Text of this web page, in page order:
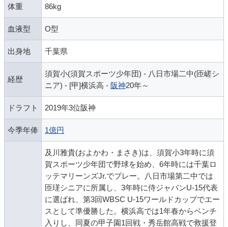
体重 86kg
血液型 O型
出身地 千葉県
経歴
須賀小(須賀スポーツ少年団) - 八日市場二中(匝嵯シ
ニア) - [甲]横浜高 - 阪神20年～
ドラフト 2019年3位阪神
今季年俸 1億円
及川雅貴(およかわ・まさき)は、須賀小3年時に須
賀スポーツ少年団で野球を始め、6年時には千葉ロ
ッテマリーンズJr.でプレー。八日市場第二中では
匝瑳シニアに所属し、3年時に侍ジャパンU-15代表
に選ばれ、第3回WBSC U-15ワールドカップでエー
スとして準優勝した。横浜高では1年春からベンチ
入りし、同夏の甲子園1回戦・秀岳館高戦で救援登